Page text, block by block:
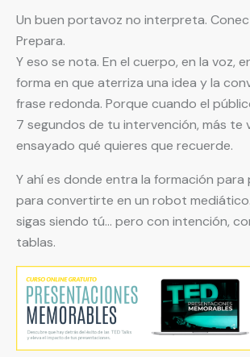
Un buen portavoz no interpreta.
Prepara.
Y eso se nota. En el cuerpo, en la voz,
forma en que aterriza una idea y la
frase redonda. Porque cuando el
7 segundos de tu intervención, más te
ensayado qué quieres que recuerde.
Y ahí es donde entra la formación para
para convertirte en un robot
sigas siendo tú… pero con intención,
tablas.